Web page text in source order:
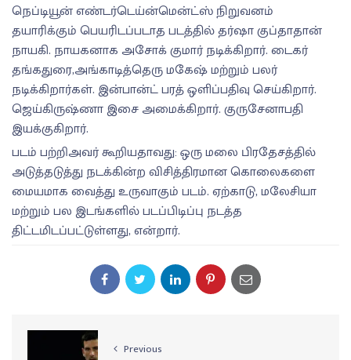
நெப்டியூன் எண்டர்டெய்ன்மென்ட்ஸ் நிறுவனம்
தயாரிக்கும் பெயரிடப்படாத படத்தில் தர்ஷா குப்தாதான்
நாயகி. நாயகனாக அசோக் குமார் நடிக்கிறார். டைகர்
தங்கதுரை,அங்காடித்தெரு மகேஷ் மற்றும் பலர்
நடிக்கிறார்கள். இன்பான்ட் பரத் ஒளிப்பதிவு செய்கிறார்.
ஜெய்கிருஷ்ணா இசை அமைக்கிறார். குருசேனாபதி
இயக்குகிறார்.
படம் பற்றிஅவர் கூறியதாவது: ஒரு மலை பிரதேசத்தில்
அடுத்தடுத்து நடக்கின்ற விசித்திரமான கொலைகளை
மையமாக வைத்து உருவாகும் படம். ஏற்காடு, மலேசியா
மற்றும் பல இடங்களில் படப்பிடிப்பு நடத்த
திட்டமிடப்பட்டுள்ளது, என்றார்.
Previous